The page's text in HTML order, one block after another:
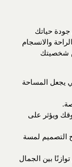
جودة حياتك
والانسجام
شخصيتك
يجعل المساحة
ويؤثر على
التصميم لمسة
بين الجمال